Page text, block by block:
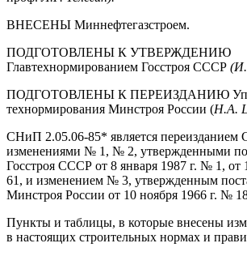
ВНЕСЕНЫ Миннефтегазстроем.
ПОДГОТОВЛЕНЫ К УТВЕРЖДЕНИЮ
Главтехнормированием Госстроя СССР (И.
ПОДГОТОВЛЕНЫ К ПЕРЕИЗДАНИЮ
технормирования Минстроя России (Н.А.
СНиП 2.05.06-85* является переизданием
изменениями № 1, № 2, утвержденными
Госстроя СССР от 8 января 1987 г. № 1,
61, и изменением № 3, утвержденным
Минстроя России от 10 ноября 1966 г. №
Пункты и таблицы, в которые внесены
в настоящих строительных нормах и